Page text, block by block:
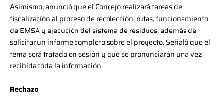
Asimismo, anunció que el Concejo realizará tareas de
fiscalización al proceso de recolección, rutas, funcionamiento
de EMSA y ejecución del sistema de residuos, además de
solicitar un informe completo sobre el proyecto. Señaló que el
tema será tratado en sesión y que se pronunciarán una vez
recibida toda la información.
Rechazo